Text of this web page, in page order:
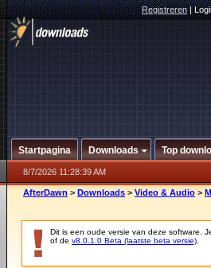
Registreren|
Startpagina Downloads Top
8/7/2026 11:28:39 AM
AfterDawn > Downloads > Video & Audio >
Dit is een oude versie van deze software.
of de v8.0.1.0 Beta (laatste beta versie)